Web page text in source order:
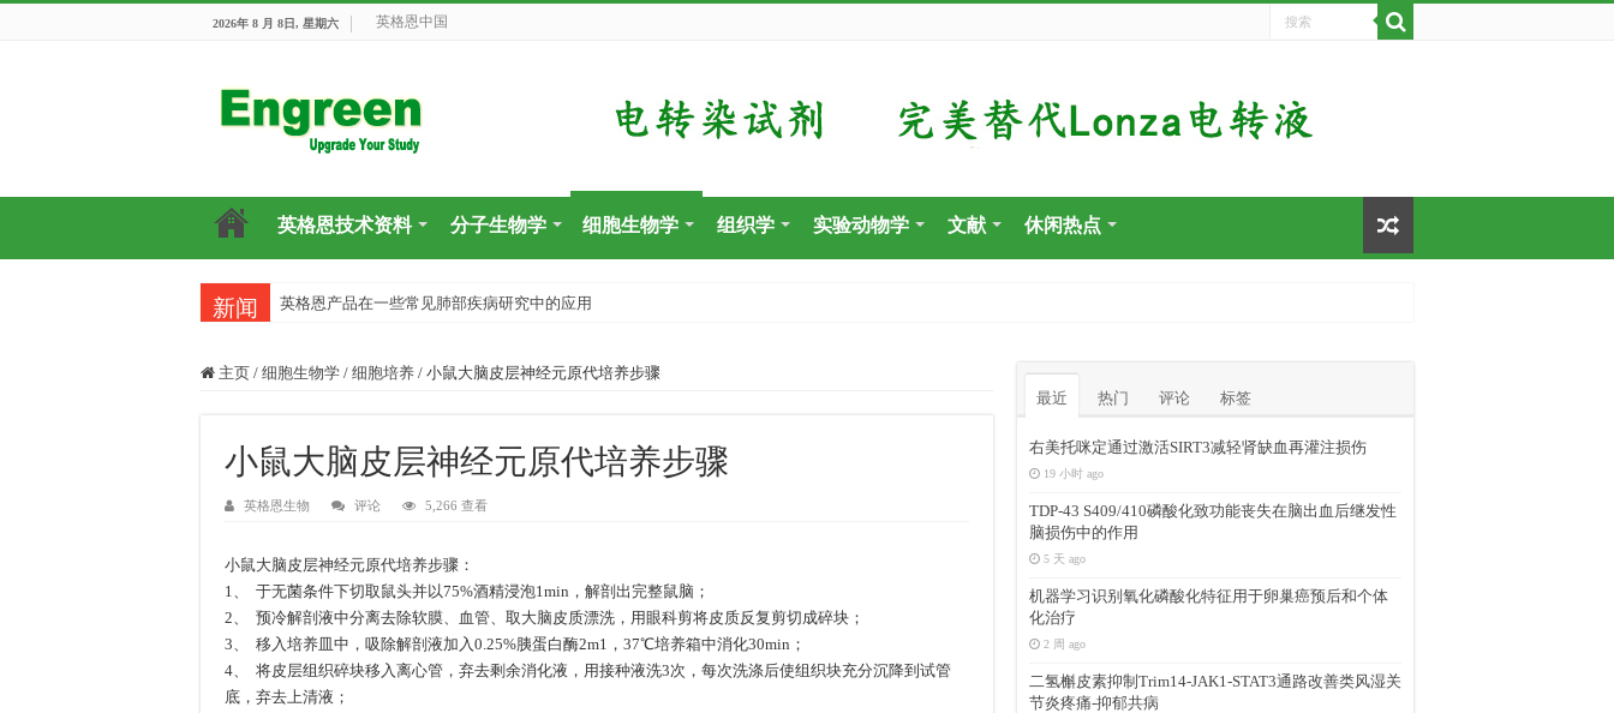
2026年 8 月 8日, 星期六 英格恩中国
英格恩技术资料 分子生物学 细胞生物学 组织学 实验动物学 文献 休闲热点
新闻 英格恩产品在一些常见肺部疾病研究中的应用
主页 / 细胞生物学 / 细胞培养 / 小鼠大脑皮层神经元原代培养步骤
小鼠大脑皮层神经元原代培养步骤
英格恩生物 评论 5,266 查看
小鼠大脑皮层神经元原代培养步骤：
1、 于无菌条件下切取鼠头并以75%酒精浸泡1min，解剖出完整鼠脑；
2、 预冷解剖液中分离去除软膜、血管、取大脑皮质漂洗，用眼科剪将皮质反复剪切成碎块；
3、 移入培养皿中，吸除解剖液加入0.25%胰蛋白酶2m1，37℃培养箱中消化30min；
4、 将皮层组织碎块移入离心管，弃去剩余消化液，用接种液洗3次，每次洗涤后使组织块充分沉降到试管
底，弃去上清液；
最近 热门 评论 标签
右美托咪定通过激活SIRT3减轻肾缺血再灌注损伤
19 小时 ago
TDP-43 S409/410磷酸化致功能丧失在脑出血后继发性
脑损伤中的作用
5 天 ago
机器学习识别氧化磷酸化特征用于卵巢癌预后和个体
化治疗
2 周 ago
二氢槲皮素抑制Trim14-JAK1-STAT3通路改善类风湿关
节炎疼痛-抑郁共病